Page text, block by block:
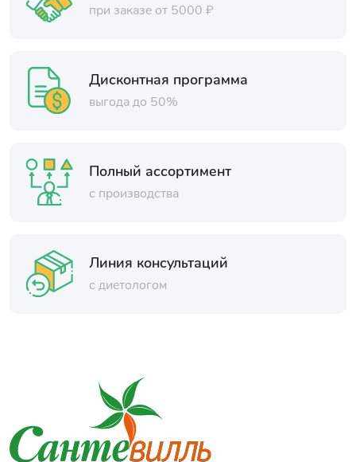
при заказе от 5000 ₽
Дисконтная программа
выгода до 50%
Полный ассортимент
с производства
Линия консультаций
с диетологом